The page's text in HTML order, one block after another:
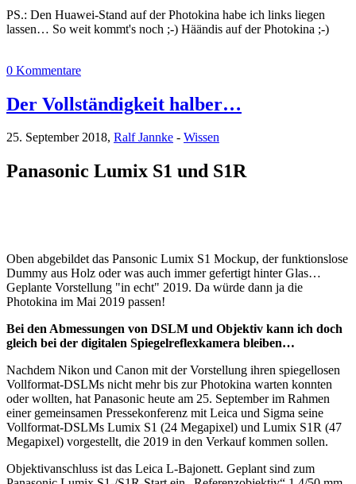
PS.: Den Huawei-Stand auf der Photokina habe ich links liegen
lassen… So weit kommt's noch ;-) Häändis auf der Photokina ;-)
0 Kommentare
Der Vollständigkeit halber…
25. September 2018, Ralf Jannke - Wissen
Panasonic Lumix S1 und S1R
Oben abgebildet das Pansonic Lumix S1 Mockup, der funktionslose
Dummy aus Holz oder was auch immer gefertigt hinter Glas…
Geplante Vorstellung "in echt" 2019. Da würde dann ja die
Photokina im Mai 2019 passen!
Bei den Abmessungen von DSLM und Objektiv kann ich doch
gleich bei der digitalen Spiegelreflexkamera bleiben…
Nachdem Nikon und Canon mit der Vorstellung ihren spiegellosen
Vollformat-DSLMs nicht mehr bis zur Photokina warten konnten
oder wollten, hat Panasonic heute am 25. September im Rahmen
einer gemeinsamen Pressekonferenz mit Leica und Sigma seine
Vollformat-DSLMs Lumix S1 (24 Megapixel) und Lumix S1R (47
Megapixel) vorgestellt, die 2019 in den Verkauf kommen sollen.
Objektivanschluss ist das Leica L-Bajonett. Geplant sind zum